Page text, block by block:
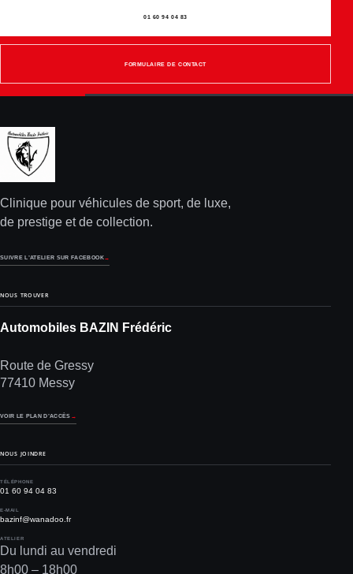
01 60 94 04 83
FORMULAIRE DE CONTACT
Clinique pour véhicules de sport, de luxe,
de prestige et de collection.
SUIVRE L’ATELIER SUR FACEBOOK→
NOUS TROUVER
Automobiles BAZIN Frédéric
Route de Gressy
77410 Messy
VOIR LE PLAN D’ACCÈS →
NOUS JOINDRE
TÉLÉPHONE
01 60 94 04 83
E-MAIL
bazinf@wanadoo.fr
ATELIER
Du lundi au vendredi
8h00 – 18h00